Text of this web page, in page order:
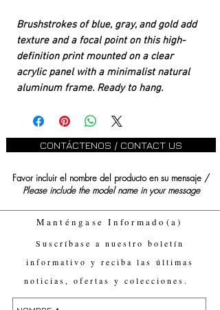
Brushstrokes of blue, gray, and gold add
texture and a focal point on this high-
definition print mounted on a clear
acrylic panel with a minimalist natural
aluminum frame. Ready to hang.
CONTÁCTENOS / CONTACT US
Favor incluir el nombre del producto en su mensaje /
Please include the model name in your message
Manténgase Informado(a)
Suscríbase a nuestro boletín
informativo y reciba las últimas
noticias, ofertas y colecciones.